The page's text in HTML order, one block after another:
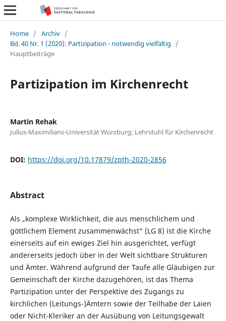
Home / Archiv /
Bd. 40 Nr. 1 (2020): Partizipation - notwendig vielfältig
/
Hauptbeiträge
Partizipation im Kirchenrecht
Martin Rehak
Julius-Maximilians-Universität Würzburg; Lehrstuhl für Kirchenrecht
DOI: https://doi.org/10.17879/zpth-2020-2856
Abstract
Als „komplexe Wirklichkeit, die aus menschlichem und
göttlichem Element zusammenwächst“ (LG 8) ist die Kirche
einerseits auf ein ewiges Ziel hin ausgerichtet, verfügt
andererseits jedoch über in der Welt sichtbare Strukturen
und Ämter. Während aufgrund der Taufe alle Gläubigen zur
Gemeinschaft der Kirche dazugehören, ist das Thema
Partizipation unter der Perspektive des Zugangs zu
kirchlichen (Leitungs-)Ämtern sowie der Teilhabe der Laien
oder Nicht-Kleriker an der Ausübung von Leitungsgewalt